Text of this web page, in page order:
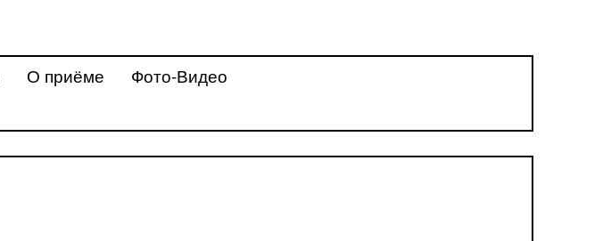
О приёме
Фото-Видео